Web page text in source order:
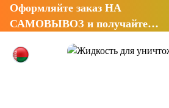
Оформляйте заказ НА
САМОВЫВОЗ и получайте